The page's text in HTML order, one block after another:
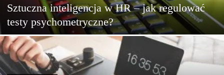
Sztuczna inteligencja w HR – jak regulować
testy psychometryczne?